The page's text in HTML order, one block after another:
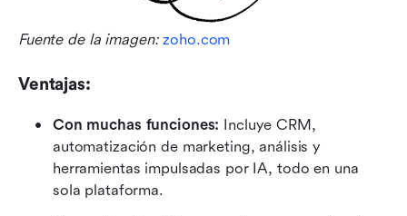
Fuente de la imagen: zoho.com
Ventajas:
Con muchas funciones: Incluye CRM,
automatización de marketing, análisis y
herramientas impulsadas por IA, todo en una
sola plataforma.